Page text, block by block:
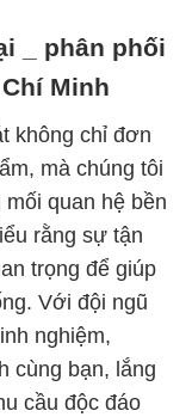
_ phân phối
Minh
không chỉ đơn
mà chúng tôi
quan hệ bền
rằng sự tận
trọng để giúp
Với đội ngũ
nghiệm,
cùng bạn, lắng
cầu độc đáo